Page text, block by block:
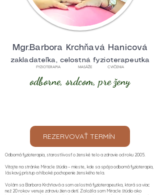
Mgr.Barbora Krchňavá Hanicová
zakladateľka, celostná fyzioterapeutka
FYZIOTERAPIA MASÁŽE CVIČENIA
odborne, srdcom, pre ženy
REZERVOVAŤ TERMÍN
Odborná fyzioterapia, starostlivosť o ženské telo a zdravie od roku 2005.
Vitajte na stránke Miracle štúdia – mieste, kde sa spája odborná fyzioterapia,
láskavý prístup a hlboké pochopenie ženského tela.
Volám sa Barbora Krchňavá a som celostná fyzioterapeutka, ktorá sa viac
než 20 rokov venuje zdraviu žien a detí. Založila som Miracle štúdio ako